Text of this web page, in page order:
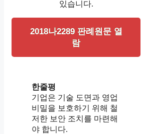
있습니다.
2018나2289 판례원문 열
람
한줄평
기업은 기술 도면과 영업
비밀을 보호하기 위해 철
저한 보안 조치를 마련해
야 합니다.